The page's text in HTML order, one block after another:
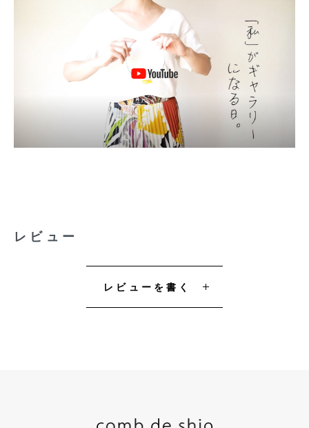
レビュー
レビューを書く